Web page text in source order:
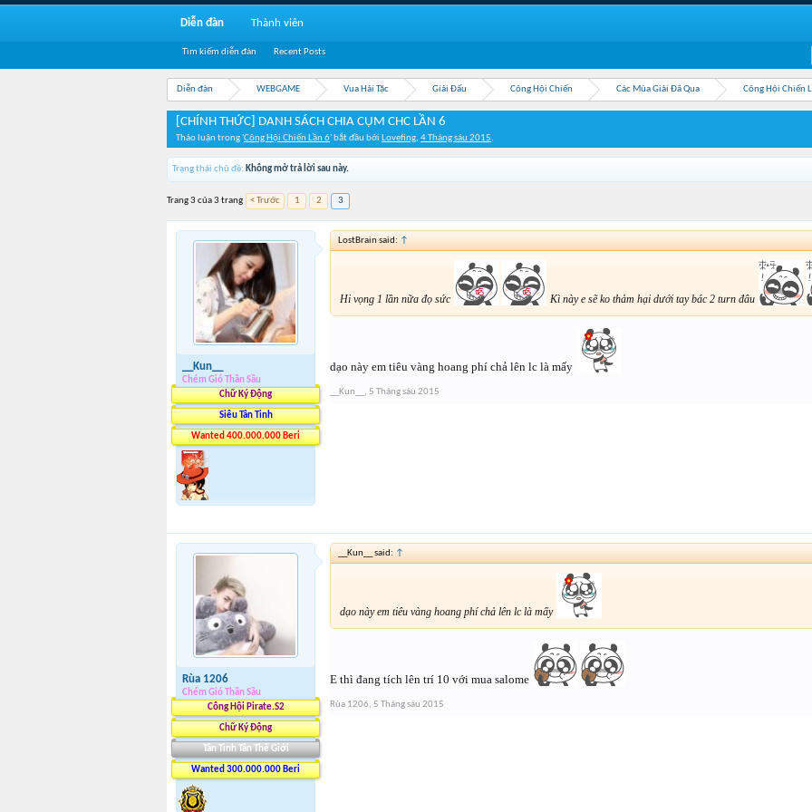
Diễn đàn WEBGAME Vua Hải Tặc Giải Đấu Công Hội Chiến Các Mùa Giải Đã Qua Công Hội Chiến
[CHÍNH THỨC] DANH SÁCH CHIA CỤM CHC LẦN 6
Thảo luận trong 'Công Hội Chiến Lần 6' bắt đầu bởi Lovefing, 4 Tháng sáu 2015.
Trạng thái chủ đề: Không mở trả lời sau này.
Trang 3 của 3 trang < Trước 1 2 3
__Kun__
Chém Gió Thần Sầu
Chữ Ký Động
Siêu Tân Tinh
Wanted 400.000.000 Beri
LostBrain said: ↑
Hi vọng 1 lần nữa đọ sức Kì này e sẽ ko thảm hại dưới tay bác 2 turn đâu
dạo này em tiêu vàng hoang phí chả lên lc là mấy
__Kun__ , 5 Tháng sáu 2015
Rùa 1206
Chém Gió Thần Sầu
Công Hội Pirate.S2
Chữ Ký Động
Tân Tinh Tân Thế Giới
Wanted 300.000.000 Beri
__Kun__ said: ↑
dạo này em tiêu vàng hoang phí chả lên lc là mấy
E thì đang tích lên trí 10 với mua salome
Rùa 1206, 5 Tháng sáu 2015
Diễn đàn
Tìm kiếm diễn đàn Recent Posts
Thành viên